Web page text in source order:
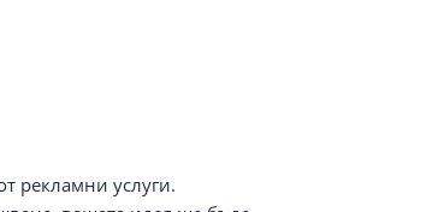
рекламни услуги.